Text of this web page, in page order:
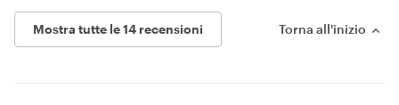
Mostra tutte le 14 recensioni Torna all'inizio